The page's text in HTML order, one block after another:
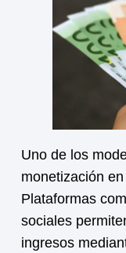
Uno de los
monetización
Plataformas
sociales
ingresos